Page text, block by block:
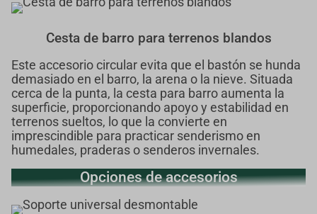
Cesta de barro para terrenos blandos
Este accesorio circular evita que el bastón se hunda
demasiado en el barro, la arena o la nieve. Situada
cerca de la punta, la cesta para barro aumenta la
superficie, proporcionando apoyo y estabilidad en
terrenos sueltos, lo que la convierte en
imprescindible para practicar senderismo en
humedales, praderas o senderos invernales.
Opciones de accesorios